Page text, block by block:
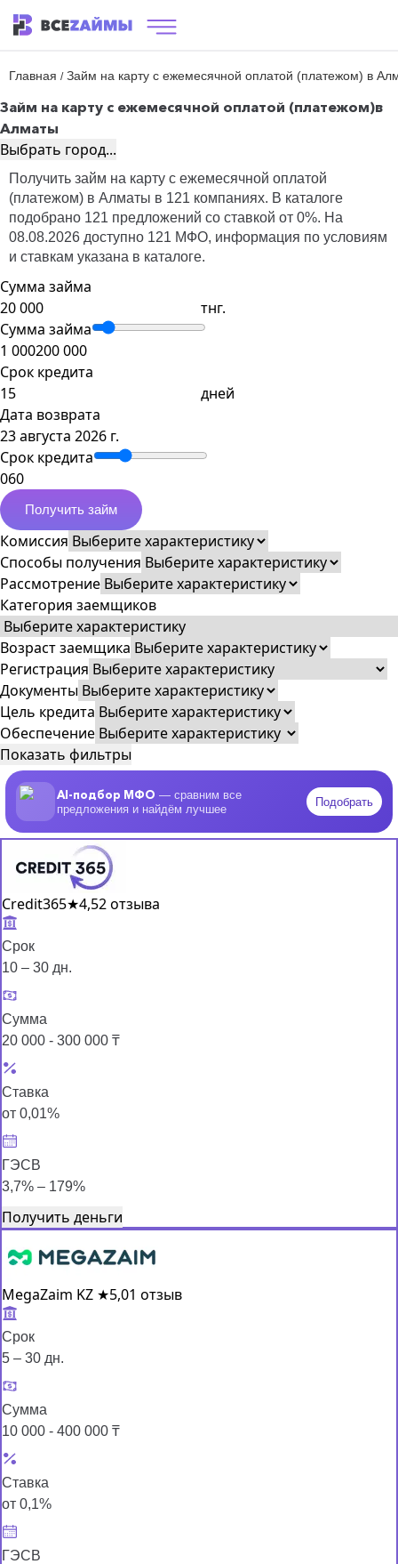
Главная / Займ на карту с ежемесячной оплатой (платежом) в
Займ на карту с ежемесячной оплатой (платежом)в
Алматы
Выбрать город...
Получить займ на карту с ежемесячной оплатой
(платежом) в Алматы в 121 компаниях. В каталоге
подобрано 121 предложений со ставкой от 0%. На
08.08.2026 доступно 121 МФО, информация по условиям
и ставкам указана в каталоге.
Сумма займа
тнг.
Сумма займа
1 000200 000
Срок кредита
дней
Дата возврата
23 августа 2026 г.
Срок кредита
060
Получить займ
Комиссия
Способы получения
Рассмотрение
Категория заемщиков
Возраст заемщика
Регистрация
Документы
Цель кредита
Обеспечение
Показать фильтры
AI-подбор МФО — сравним все
предложения и найдём лучшее
Подобрать
Credit365★4,52 отзыва
Срок
10 – 30 дн.
Сумма
20 000 - 300 000 ₸
Ставка
от 0,01%
ГЭСВ
3,7% – 179%
Получить деньги
MegaZaim KZ ★5,01 отзыв
Срок
5 – 30 дн.
Сумма
10 000 - 400 000 ₸
Ставка
от 0,1%
ГЭСВ